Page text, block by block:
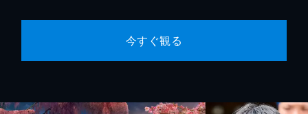
今すぐ観る